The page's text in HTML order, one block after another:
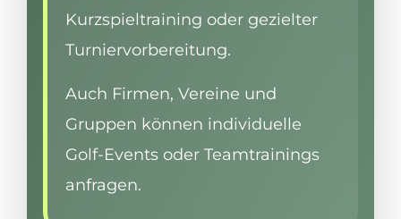
Kurzspieltraining oder gezielter
Turniervorbereitung.
Auch Firmen, Vereine und
Gruppen können individuelle
Golf-Events oder Teamtrainings
anfragen.